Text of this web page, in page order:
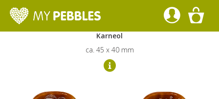
Gestalte deinen Pocket Pebble
Karneol
ca. 45 x 40 mm